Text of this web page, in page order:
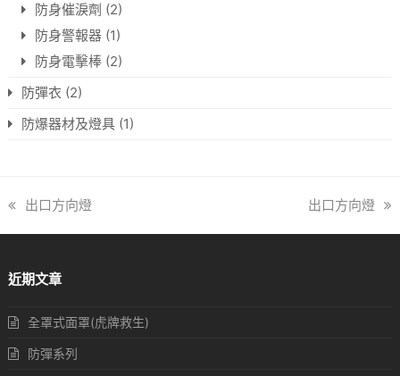
防身催淚劑 (2)
防身警報器 (1)
防身電擊棒 (2)
防彈衣 (2)
防爆器材及燈具 (1)
previous
出口方向燈
next
出口方向燈
近期文章
全罩式面罩(虎牌救生)
防彈系列